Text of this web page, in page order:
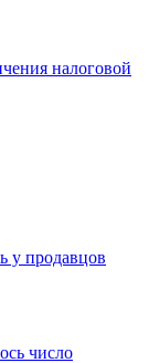
налоговой
у продавцов
число